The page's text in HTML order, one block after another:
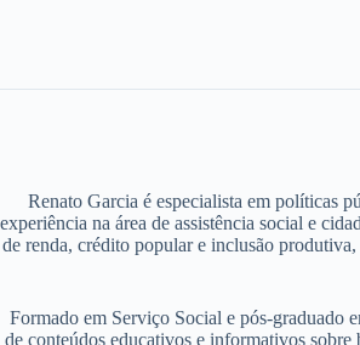
Renato Garcia é especialista em políticas
experiência na área de assistência social e
de renda, crédito popular e inclusão
Formado em Serviço Social e pós-graduado
de conteúdos educativos e informativos